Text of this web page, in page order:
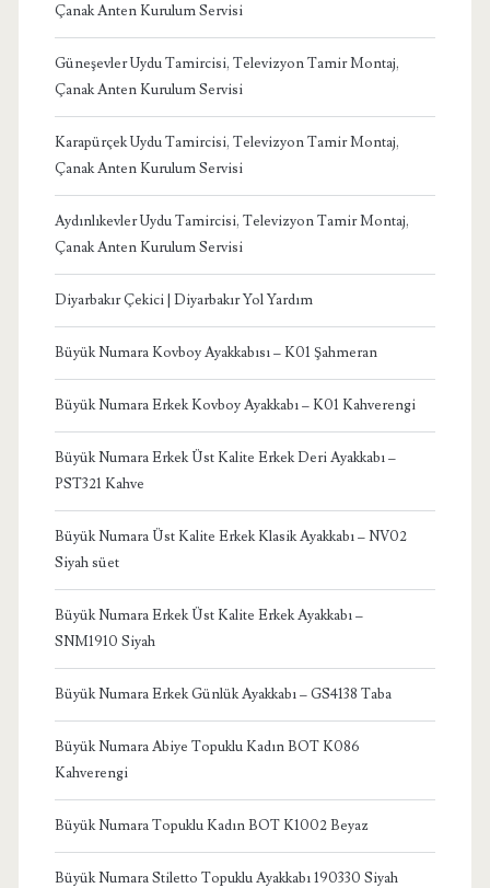
Çanak Anten Kurulum Servisi
Güneşevler Uydu Tamircisi, Televizyon Tamir Montaj,
Çanak Anten Kurulum Servisi
Karapürçek Uydu Tamircisi, Televizyon Tamir Montaj,
Çanak Anten Kurulum Servisi
Aydınlıkevler Uydu Tamircisi, Televizyon Tamir Montaj,
Çanak Anten Kurulum Servisi
Diyarbakır Çekici | Diyarbakır Yol Yardım
Büyük Numara Kovboy Ayakkabısı – K01 Şahmeran
Büyük Numara Erkek Kovboy Ayakkabı – K01 Kahverengi
Büyük Numara Erkek Üst Kalite Erkek Deri Ayakkabı –
PST321 Kahve
Büyük Numara Üst Kalite Erkek Klasik Ayakkabı – NV02
Siyah süet
Büyük Numara Erkek Üst Kalite Erkek Ayakkabı –
SNM1910 Siyah
Büyük Numara Erkek Günlük Ayakkabı – GS4138 Taba
Büyük Numara Abiye Topuklu Kadın BOT K086
Kahverengi
Büyük Numara Topuklu Kadın BOT K1002 Beyaz
Büyük Numara Stiletto Topuklu Ayakkabı 190330 Siyah